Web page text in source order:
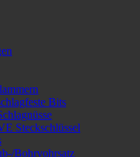
Bits
Steckschlüssel
Bohrvohrsatz